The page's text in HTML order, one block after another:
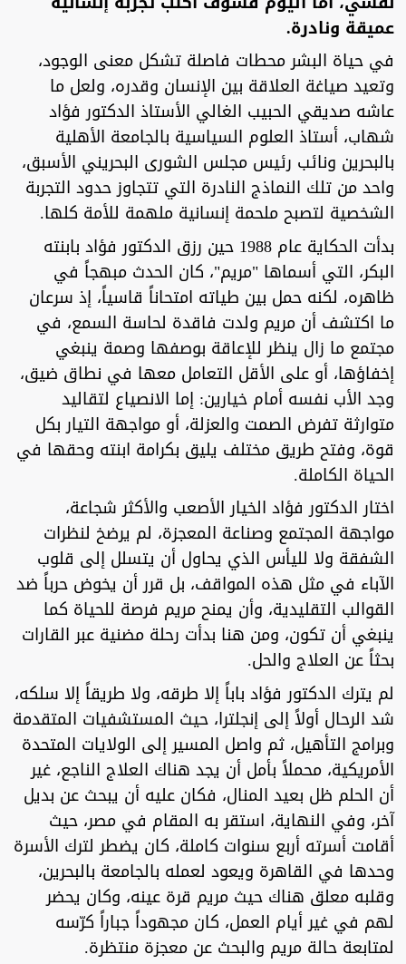
عميقة ونادرة.
في حياة البشر محطات فاصلة تشكل معنى الوجود،
وتعيد صياغة العلاقة بين الإنسان وقدره، ولعل ما
عاشه صديقي الحبيب الغالي الأستاذ الدكتور فؤاد
شهاب، أستاذ العلوم السياسية بالجامعة الأهلية
بالبحرين ونائب رئيس مجلس الشورى البحريني الأسبق،
واحد من تلك النماذج النادرة التي تتجاوز حدود التجربة
الشخصية لتصبح ملحمة إنسانية ملهمة للأمة كلها.
بدأت الحكاية عام 1988 حين رزق الدكتور فؤاد بابنته
البكر، التي أسماها "مريم"، كان الحدث مبهجاً في
ظاهره، لكنه حمل بين طياته امتحاناً قاسياً، إذ سرعان
ما اكتشف أن مريم ولدت فاقدة لحاسة السمع، في
مجتمع ما زال ينظر للإعاقة بوصفها وصمة ينبغي
إخفاؤها، أو على الأقل التعامل معها في نطاق ضيق،
وجد الأب نفسه أمام خيارين: إما الانصياع لتقاليد
متوارثة تفرض الصمت والعزلة، أو مواجهة التيار بكل
قوة، وفتح طريق مختلف يليق بكرامة ابنته وحقها في
الحياة الكاملة.
اختار الدكتور فؤاد الخيار الأصعب والأكثر شجاعة،
مواجهة المجتمع وصناعة المعجزة، لم يرضخ لنظرات
الشفقة ولا لليأس الذي يحاول أن يتسلل إلى قلوب
الآباء في مثل هذه المواقف، بل قرر أن يخوض حرباً ضد
القوالب التقليدية، وأن يمنح مريم فرصة للحياة كما
ينبغي أن تكون، ومن هنا بدأت رحلة مضنية عبر القارات
بحثاً عن العلاج والحل.
لم يترك الدكتور فؤاد باباً إلا طرقه، ولا طريقاً إلا سلكه،
شد الرحال أولاً إلى إنجلترا، حيث المستشفيات المتقدمة
وبرامج التأهيل، ثم واصل المسير إلى الولايات المتحدة
الأمريكية، محملاً بأمل أن يجد هناك العلاج الناجع، غير
أن الحلم ظل بعيد المنال، فكان عليه أن يبحث عن بديل
آخر، وفي النهاية، استقر به المقام في مصر، حيث
أقامت أسرته أربع سنوات كاملة، كان يضطر لترك الأسرة
وحدها في القاهرة ويعود لعمله بالجامعة بالبحرين،
وقلبه معلق هناك حيث مريم قرة عينه، وكان يحضر
لهم في غير أيام العمل، كان مجهوداً جباراً كرّسه
لمتابعة حالة مريم والبحث عن معجزة منتظرة.